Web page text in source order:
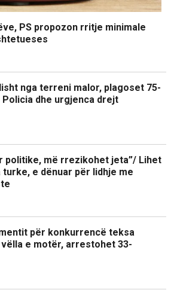
PS propozon rritje minimale
nga terreni malor, plagoset 75-
dhe urgjenca drejt
politike, më rrezikohet jeta”/ Lihet
e dënuar për lidhje me
për konkurrencë teksa
e motër, arrestohet 33-